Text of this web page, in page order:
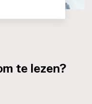
te lezen?